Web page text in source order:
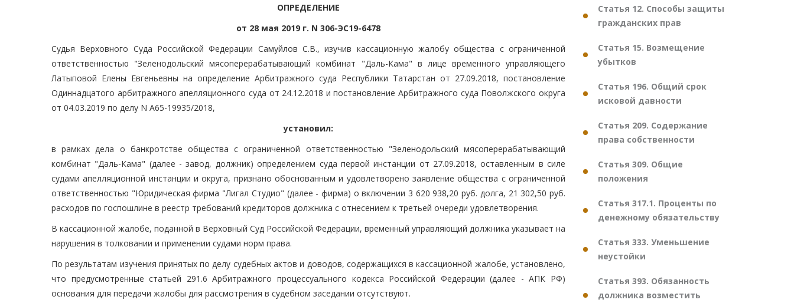
ОПРЕДЕЛЕНИЕ
от 28 мая 2019 г. N 306-ЭС19-6478
Судья Верховного Суда Российской Федерации Самуйлов С.В., изучив кассационную жалобу общества с ограниченной
ответственностью "Зеленодольский мясоперерабатывающий комбинат "Даль-Кама" в лице временного управляющего
Латыповой Елены Евгеньевны на определение Арбитражного суда Республики Татарстан от 27.09.2018, постановление
Одиннадцатого арбитражного апелляционного суда от 24.12.2018 и постановление Арбитражного суда Поволжского округа
от 04.03.2019 по делу N А65-19935/2018,
установил:
в рамках дела о банкротстве общества с ограниченной ответственностью "Зеленодольский мясоперерабатывающий
комбинат "Даль-Кама" (далее - завод, должник) определением суда первой инстанции от 27.09.2018, оставленным в силе
судами апелляционной инстанции и округа, признано обоснованным и удовлетворено заявление общества с ограниченной
ответственностью "Юридическая фирма "Лигал Студио" (далее - фирма) о включении 3 620 938,20 руб. долга, 21 302,50 руб.
расходов по госпошлине в реестр требований кредиторов должника с отнесением к третьей очереди удовлетворения.
В кассационной жалобе, поданной в Верховный Суд Российской Федерации, временный управляющий должника указывает на
нарушения в толковании и применении судами норм права.
По результатам изучения принятых по делу судебных актов и доводов, содержащихся в кассационной жалобе, установлено,
что предусмотренные статьей 291.6 Арбитражного процессуального кодекса Российской Федерации (далее - АПК РФ)
основания для передачи жалобы для рассмотрения в судебном заседании отсутствуют.
Статья 12. Способы защиты
гражданских прав
Статья 15. Возмещение
убытков
Статья 196. Общий срок
исковой давности
Статья 209. Содержание
права собственности
Статья 309. Общие
положения
Статья 317.1. Проценты по
денежному обязательству
Статья 333. Уменьшение
неустойки
Статья 393. Обязанность
должника возместить